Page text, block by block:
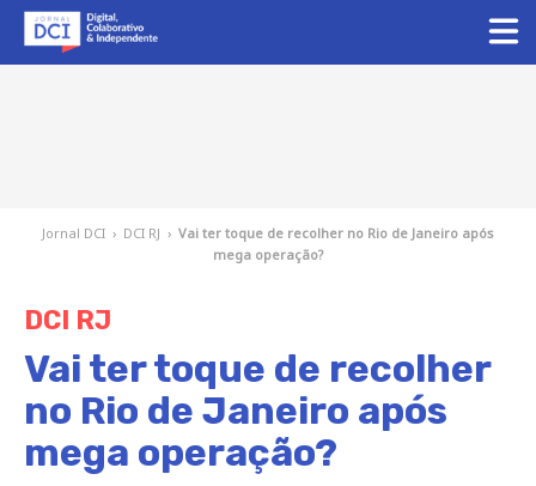
Jornal DCI › DCI RJ › Vai ter toque de recolher no Rio de Janeiro após
mega operação?
DCI RJ
Vai ter toque de recolher
no Rio de Janeiro após
mega operação?